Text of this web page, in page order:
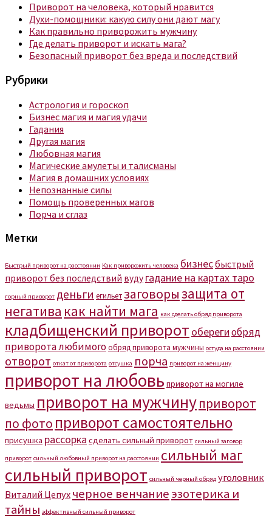
Приворот на человека, который нравится
Духи-помощники: какую силу они дают магу
Как правильно приворожить мужчину
Где делать приворот и искать мага?
Безопасный приворот без вреда и последствий
Рубрики
Астрология и гороскоп
Бизнес магия и магия удачи
Гадания
Другая магия
Любовная магия
Магические амулеты и талисманы
Магия в домашних условиях
Непознанные силы
Помощь проверенных магов
Порча и сглаз
Метки
Быстрый приворот на расстоянии Как приворожить человека бизнесбыстрый
приворот без последствий вуду гадание на картах таро
горный приворот деньги егильетзаговорызащита от
негатива как найти мага как сделать обряд приворота
кладбищенский приворот оберегиобряд
приворота любимогообряд приворота мужчины остуда на расстоянии
отворот откат от приворота отсушка порча приворот на женщину
приворот на любовь приворот на могиле
ведьмы приворот на мужчинуприворот
по фото приворот самостоятельно
присушка рассорка сделать сильный приворот сильный заговор
приворот сильный любовный приворот на расстоянии сильный маг
сильный приворот сильный черный обряд уголовник
Виталий Цепух черное венчаниеэзотерика и
тайны эффективный сильный приворот